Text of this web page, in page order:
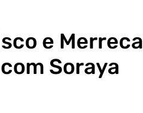
e Merreca
Soraya